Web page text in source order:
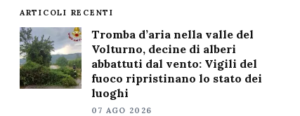
ARTICOLI RECENTI
Tromba d’aria nella valle del
Volturno, decine di alberi
abbattuti dal vento: Vigili del
fuoco ripristinano lo stato dei
luoghi
07 AGO 2026